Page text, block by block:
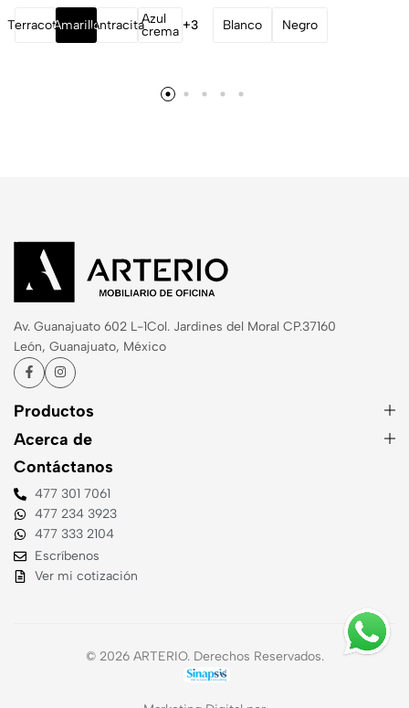
TerracotaAmarilloAntracitaAzul
crema +3 Blanco Negro
Av. Guanajuato 602 L-1Col. Jardines del Moral CP.37160
León, Guanajuato, México
Productos
Acerca de
Contáctanos
477 301 7061
477 234 3923
477 333 2104
Escríbenos
Ver mi cotización
© 2026 ARTERIO. Derechos Reservados.